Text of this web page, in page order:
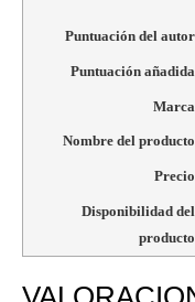
Puntuación del autor
Puntuación añadida
Marca
Nombre del producto
Precio
Disponibilidad del
producto